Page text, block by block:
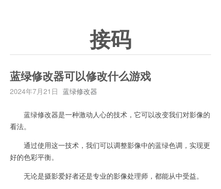
接码
蓝绿修改器可以修改什么游戏
2024年7月21日 蓝绿修改器
蓝绿修改器是一种激动人心的技术，它可以改变我们对影像的
看法。
通过使用这一技术，我们可以调整影像中的蓝绿色调，实现更
好的色彩平衡。
无论是摄影爱好者还是专业的影像处理师，都能从中受益。